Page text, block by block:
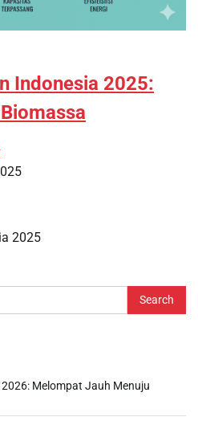
Indonesia 2025:
2025
Melompat Jauh Menuju